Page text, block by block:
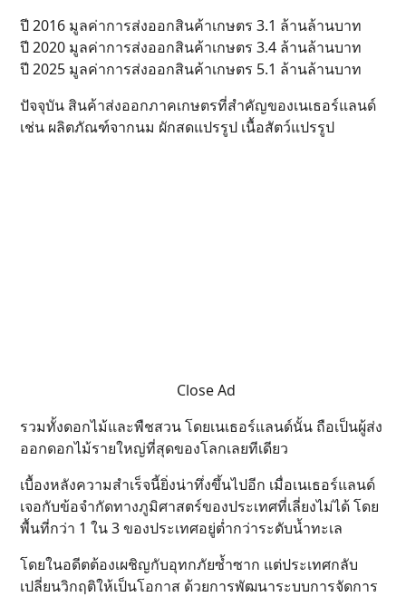
ปี 2016 มูลค่าการส่งออกสินค้าเกษตร 3.1 ล้านล้านบาท
ปี 2020 มูลค่าการส่งออกสินค้าเกษตร 3.4 ล้านล้านบาท
ปี 2025 มูลค่าการส่งออกสินค้าเกษตร 5.1 ล้านล้านบาท
ปัจจุบัน สินค้าส่งออกภาคเกษตรที่สำคัญของเนเธอร์แลนด์
เช่น ผลิตภัณฑ์จากนม ผักสดแปรรูป เนื้อสัตว์แปรรูป
Close Ad
รวมทั้งดอกไม้และพืชสวน โดยเนเธอร์แลนด์นั้น ถือเป็นผู้ส่ง
ออกดอกไม้รายใหญ่ที่สุดของโลกเลยทีเดียว
เบื้องหลังความสำเร็จนี้ยิ่งน่าทึ่งขึ้นไปอีก เมื่อเนเธอร์แลนด์
เจอกับข้อจำกัดทางภูมิศาสตร์ของประเทศที่เลี่ยงไม่ได้ โดย
พื้นที่กว่า 1 ใน 3 ของประเทศอยู่ต่ำกว่าระดับน้ำทะเล
โดยในอดีตต้องเผชิญกับอุทกภัยซ้ำซาก แต่ประเทศกลับ
เปลี่ยนวิกฤติให้เป็นโอกาส ด้วยการพัฒนาระบบการจัดการ